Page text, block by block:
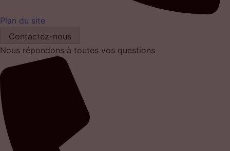
Plan du site
Contactez-nous
Nous répondons à toutes vos questions